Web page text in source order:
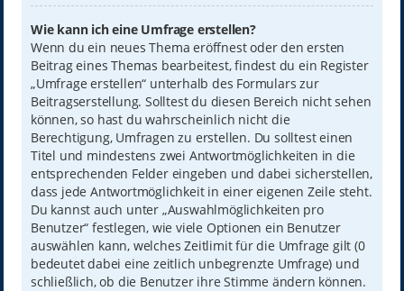
Wie kann ich eine Umfrage erstellen?
Wenn du ein neues Thema eröffnest oder den ersten
Beitrag eines Themas bearbeitest, findest du ein Register
„Umfrage erstellen“ unterhalb des Formulars zur
Beitragserstellung. Solltest du diesen Bereich nicht sehen
können, so hast du wahrscheinlich nicht die
Berechtigung, Umfragen zu erstellen. Du solltest einen
Titel und mindestens zwei Antwortmöglichkeiten in die
entsprechenden Felder eingeben und dabei sicherstellen,
dass jede Antwortmöglichkeit in einer eigenen Zeile steht.
Du kannst auch unter „Auswahlmöglichkeiten pro
Benutzer“ festlegen, wie viele Optionen ein Benutzer
auswählen kann, welches Zeitlimit für die Umfrage gilt (0
bedeutet dabei eine zeitlich unbegrenzte Umfrage) und
schließlich, ob die Benutzer ihre Stimme ändern können.